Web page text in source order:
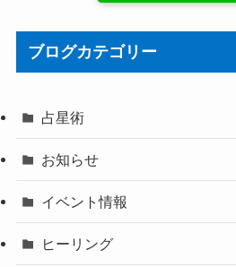
ブログカテゴリー
占星術
お知らせ
イベント情報
ヒーリング